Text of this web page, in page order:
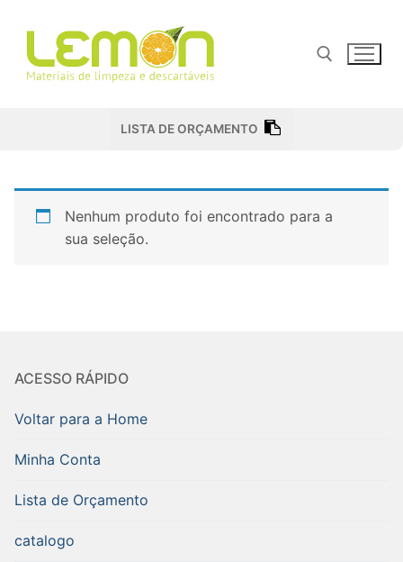
para
conteúdo
Pesquisar por:
LISTA DE ORÇAMENTO
Nenhum produto foi encontrado para a
sua seleção.
ACESSO RÁPIDO
Voltar para a Home
Minha Conta
Lista de Orçamento
catalogo